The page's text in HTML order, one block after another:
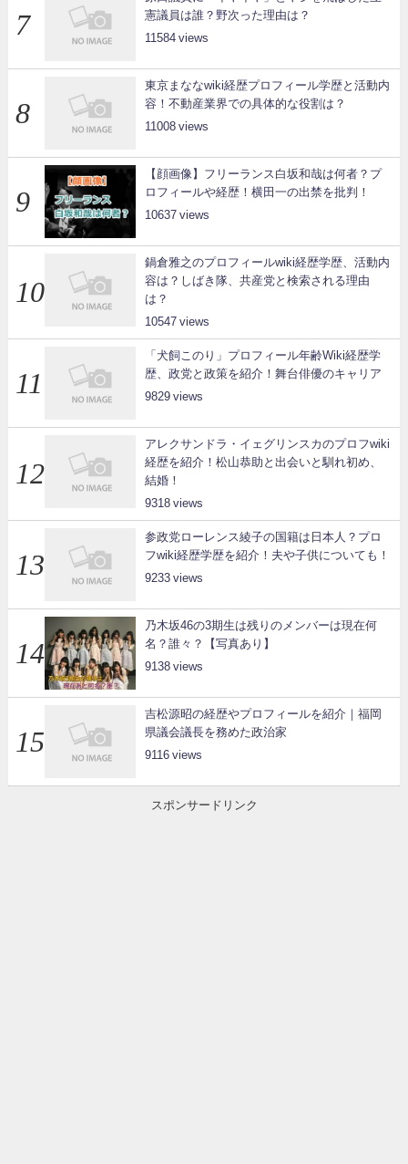
憲議員は誰？野次った理由は？
11584
東京まななwiki経歴プロフィール学歴と活動内
容！不動産業界での具体的な役割は？
11008
【顔画像】フリーランス白坂和哉は何者？プ
ロフィールや経歴！横田一の出禁を批判！
10637
鍋倉雅之のプロフィールwiki経歴学歴、活動内
容は？しばき隊、共産党と検索される理由
は？
10547
「犬飼このり」プロフィール年齢Wiki経歴学
歴、政党と政策を紹介！舞台俳優のキャリア
9829
アレクサンドラ・イェグリンスカのプロフwiki
経歴を紹介！松山恭助と出会いと馴れ初め、
結婚！
9318
参政党ローレンス綾子の国籍は日本人？プロ
フwiki経歴学歴を紹介！夫や子供についても！
9233
乃木坂46の3期生は残りのメンバーは現在何
名？誰々？【写真あり】
9138
吉松源昭の経歴やプロフィールを紹介｜福岡
県議会議長を務めた政治家
9116
スポンサードリンク